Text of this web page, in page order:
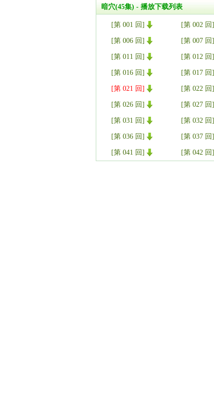
暗穴(45集) - 播放下载列表
[第 001 回] [第 002 回]
[第 006 回] [第 007 回]
[第 011 回] [第 012 回]
[第 016 回] [第 017 回]
[第 021 回] [第 022 回]
[第 026 回] [第 027 回]
[第 031 回] [第 032 回]
[第 036 回] [第 037 回]
[第 041 回] [第 042 回]